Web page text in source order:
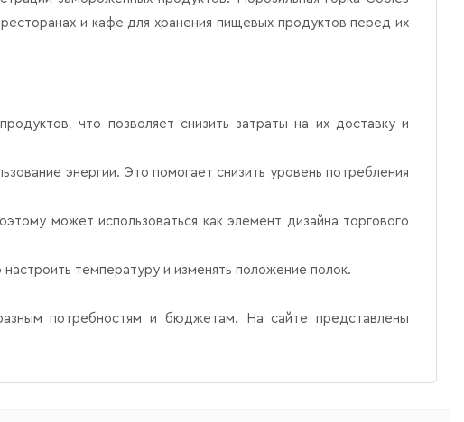
и кафе для хранения пищевых продуктов перед их
что позволяет снизить затраты на их доставку и
энергии. Это помогает снизить уровень потребления
может использоваться как элемент дизайна торгового
температуру и изменять положение полок.
потребностям и бюджетам. На сайте представлены